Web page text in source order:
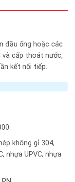
đầu ống hoặc các
và cấp thoát nước,
kết nối tiếp.
không gỉ 304,
nhựa UPVC, nhựa